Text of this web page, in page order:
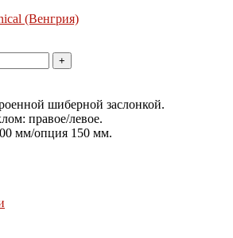
(Венгрия)
+
шиберной заслонкой.
правое/левое.
мм/опция 150 мм.